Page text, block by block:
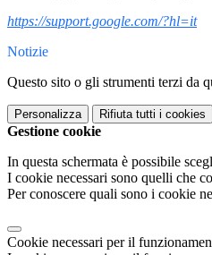
https://support.google.com/?hl=it
Notizie
Questo sito o gli strumenti terzi da
Personalizza Rifiuta tutti i cookies
Gestione cookie
In questa schermata è possibile
I cookie necessari sono quelli che
Per conoscere quali sono i cookie
Cookie necessari per il